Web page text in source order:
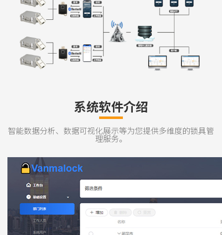
系统软件介绍
智能数据分析、数据可视化展示等为您提供多维度的锁具管
理服务。
系统工作台
树型结构管理一目了然
列表与地图呈现方式结合
，让我每一锁都清晰可